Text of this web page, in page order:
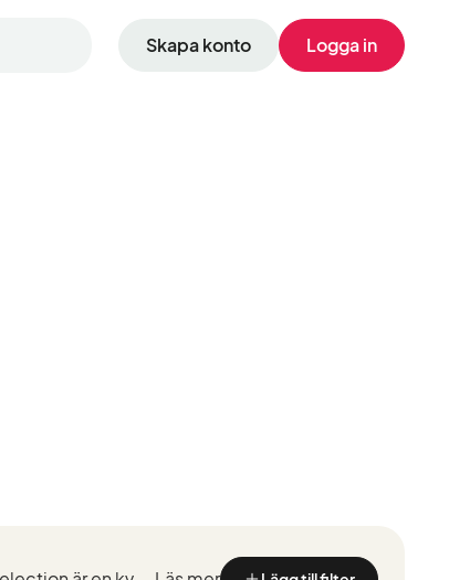
Skapa konto Logga in